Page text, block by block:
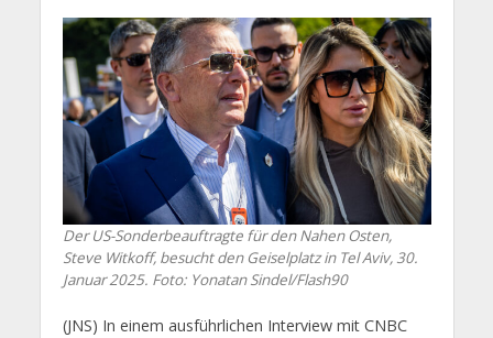
Der US-Sonderbeauftragte für den Nahen Osten,
Steve Witkoff, besucht den Geiselplatz in Tel Aviv, 30.
Januar 2025. Foto: Yonatan Sindel/Flash90
(JNS) In einem ausführlichen Interview mit CNBC